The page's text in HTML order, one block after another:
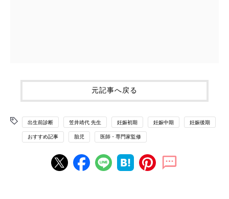
元記事へ戻る
出生前診断 笠井靖代 先生 妊娠初期 妊娠中期 妊娠後期
おすすめ記事 胎児 医師・専門家監修